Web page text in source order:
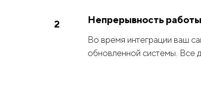
Непрерывность
Во время интеграции ваш
обновленной системы. Все